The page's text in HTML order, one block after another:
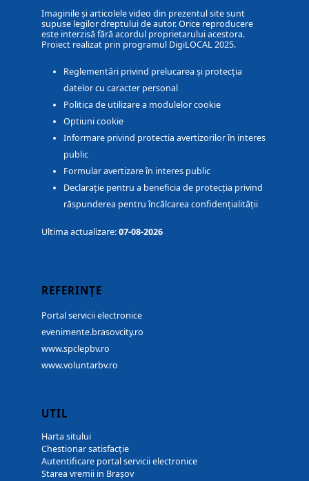
Imaginile și articolele video din prezentul site sunt
supuse legilor dreptului de autor. Orice reproducere
este interzisă fără acordul proprietarului acestora.
Proiect realizat prin programul DigiLOCAL 2025.
Reglementări privind prelucarea și protecția
datelor cu caracter personal
Politica de utilizare a modulelor cookie
Optiuni cookie
Informare privind protectia avertizorilor în interes
public
Formular avertizare în interes public
Declarație pentru a beneficia de protecția privind
răspunderea pentru încălcarea confidențialității
Ultima actualizare:07-08-2026
REFERINȚE
Portal servicii electronice
evenimente.brasovcity.ro
www.spclepbv.ro
www.voluntarbv.ro
UTIL
Harta sitului
Chestionar satisfacție
Autentificare portal servicii electronice
Starea vremii in Brașov